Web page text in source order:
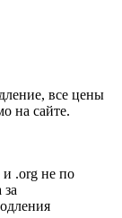
все цены
на сайте.
и .org не по